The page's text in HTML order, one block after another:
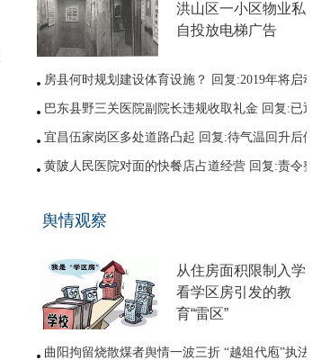
洪山区一小区物业私
自投放电梯广告
房县何时规划建设体育设施？ 回复:2019年将启动
巴东县野三关医院副院长违规收取礼金 回复:已退
宜昌伍家岗区多处道路凸起 回复:待气温回升后修
黄陂人民医院对面的快餐店占道经营 回复:责令整
网友建议调整鱼梁洲循环线路 回复:没有客流支撑
舆情观察
从住房面积限制入学
看学区房引发的教
育“雷区”
曲阳拘留烧散煤者舆情一波三折 “越俎代庖”执法